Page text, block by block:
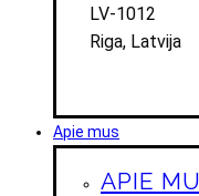
LV-1012
Riga, Latvija
Apie mus
APIE